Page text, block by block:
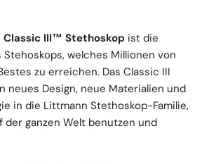
III™ Stethoskop ist die
welches Millionen von
zu erreichen. Das Classic III
neues Design, neue Materialien und
in die Littmann Stethoskop-Familie,
der ganzen Welt benutzen und